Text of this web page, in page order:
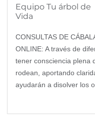
Equipo Tu árbol de
Vida
CONSULTAS DE
ONLINE: A través de
tener consciencia plena
rodean, aportando
ayudarán a disolver los